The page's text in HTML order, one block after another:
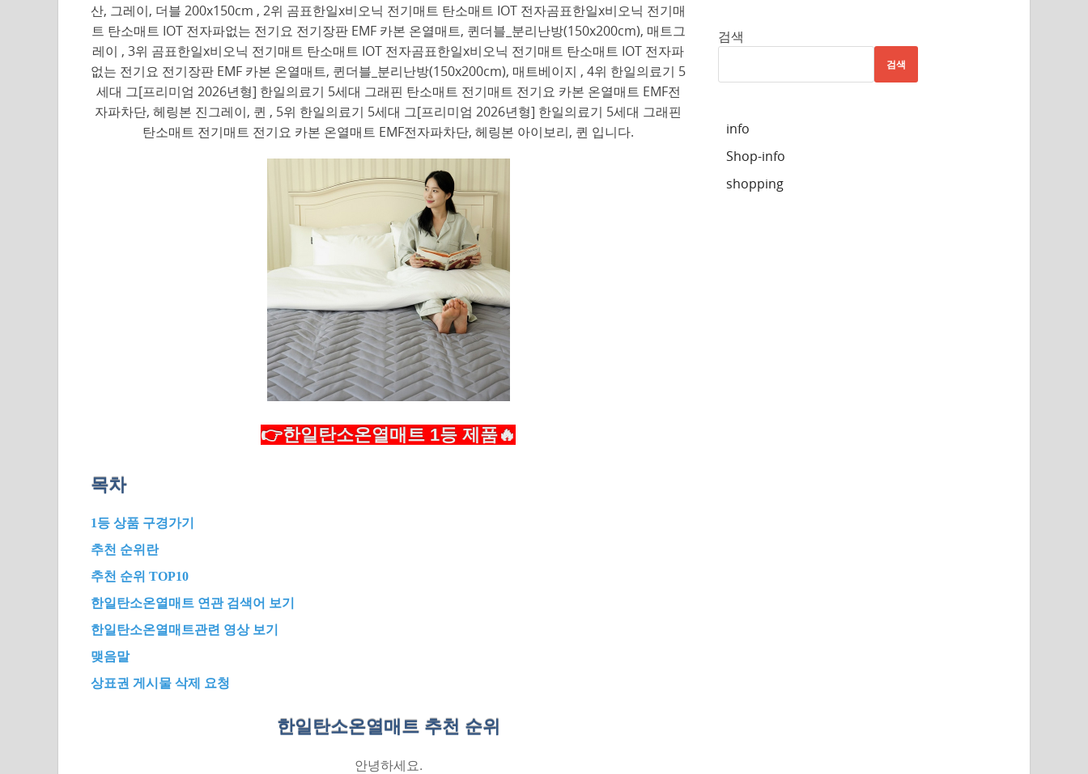
산, 그레이, 더블 200x150cm , 2위 곰표한일x비오닉 전기매트 탄소매트 IOT 전자곰표한일x비오닉 전기매
트 탄소매트 IOT 전자파없는 전기요 전기장판 EMF 카본 온열매트, 퀸더블_분리난방(150x200cm), 매트그
레이 , 3위 곰표한일x비오닉 전기매트 탄소매트 IOT 전자곰표한일x비오닉 전기매트 탄소매트 IOT 전자파
없는 전기요 전기장판 EMF 카본 온열매트, 퀸더블_분리난방(150x200cm), 매트베이지 , 4위 한일의료기 5
세대 그[프리미엄 2026년형] 한일의료기 5세대 그래핀 탄소매트 전기매트 전기요 카본 온열매트 EMF전
자파차단, 헤링본 진그레이, 퀸 , 5위 한일의료기 5세대 그[프리미엄 2026년형] 한일의료기 5세대 그래핀
탄소매트 전기매트 전기요 카본 온열매트 EMF전자파차단, 헤링본 아이보리, 퀸 입니다.
👉한일탄소온열매트 1등 제품🔥
목차
1등 상품 구경가기
추천 순위란
추천 순위 TOP10
한일탄소온열매트 연관 검색어 보기
한일탄소온열매트관련 영상 보기
맺음말
상표권 게시물 삭제 요청
한일탄소온열매트 추천 순위
안녕하세요.
검색
검색
info
Shop-info
shopping